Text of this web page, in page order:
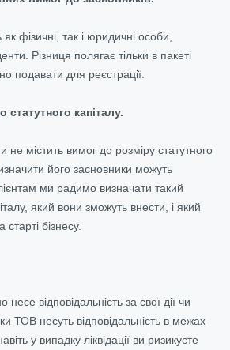
фізичні, так і юридичні особи,
Різниця полягає тільки в пакеті
подавати для реєстрації.
статутного капіталу.
не містить вимог до розміру статутного
його засновники можуть
ми радимо визначати такий
який вони зможуть внести, і який
бізнесу.
відповідальність за свої дії чи
ТОВ несуть відповідальність в межах
у випадку ліквідації ви ризикуєте